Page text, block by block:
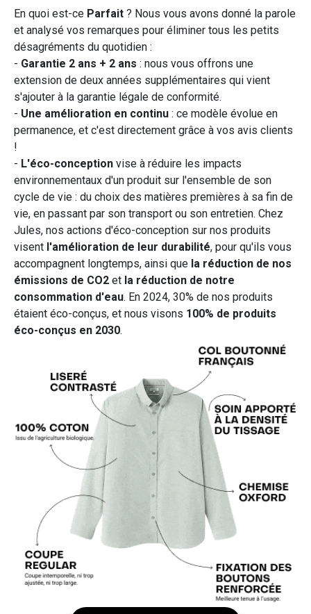
En quoi est-ce Parfait ? Nous vous avons donné la parole
et analysé vos remarques pour éliminer tous les petits
désagréments du quotidien :
- Garantie 2 ans + 2 ans : nous vous offrons une
extension de deux années supplémentaires qui vient
s'ajouter à la garantie légale de conformité.
- Une amélioration en continu : ce modèle évolue en
permanence, et c'est directement grâce à vos avis clients
!
- L'éco-conception vise à réduire les impacts
environnementaux d'un produit sur l'ensemble de son
cycle de vie : du choix des matières premières à sa fin de
vie, en passant par son transport ou son entretien. Chez
Jules, nos actions d'éco-conception sur nos produits
visent l'amélioration de leur durabilité, pour qu'ils vous
accompagnent longtemps, ainsi que la réduction de nos
émissions de CO2 et la réduction de notre
consommation d'eau. En 2024, 30% de nos produits
étaient éco-conçus, et nous visons 100% de produits
éco-conçus en 2030.